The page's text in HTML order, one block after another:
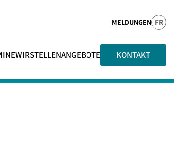
MELDUNGEN FR
WIRSTELLENANGEBOTE KONTAKT